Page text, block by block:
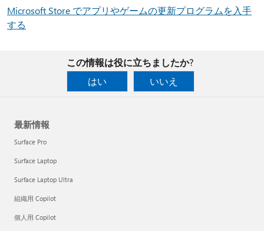
Microsoft Store でアプリやゲームの更新プログラムを入手
する
この情報は役に立ちましたか?
はい
いいえ
最新情報
Surface Pro
Surface Laptop
Surface Laptop Ultra
組織用 Copilot
個人用 Copilot